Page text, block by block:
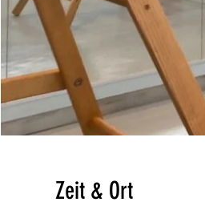
Zeit & Ort